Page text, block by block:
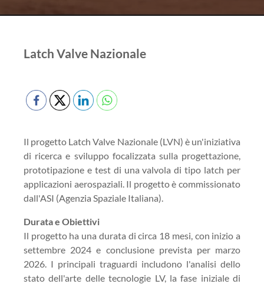
Latch Valve Nazionale
Il progetto Latch Valve Nazionale (LVN) è un'iniziativa
di ricerca e sviluppo focalizzata sulla progettazione,
prototipazione e test di una valvola di tipo latch per
applicazioni aerospaziali. Il progetto è commissionato
dall'ASI (Agenzia Spaziale Italiana).
Durata e Obiettivi
Il progetto ha una durata di circa 18 mesi, con inizio a
settembre 2024 e conclusione prevista per marzo
2026. I principali traguardi includono l'analisi dello
stato dell'arte delle tecnologie LV, la fase iniziale di